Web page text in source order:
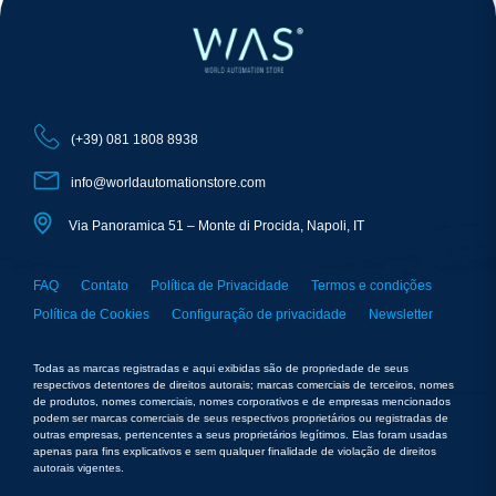
(+39) 081 1808 8938
info@worldautomationstore.com
Via Panoramica 51 – Monte di Procida, Napoli, IT
FAQ Contato Política de Privacidade
Termos e condições
Política de Cookies
Configuração de privacidade Newsletter
Todas as marcas registradas e aqui exibidas são de propriedade de seus
respectivos detentores de direitos autorais; marcas comerciais de terceiros, nomes
de produtos, nomes comerciais, nomes corporativos e de empresas mencionados
podem ser marcas comerciais de seus respectivos proprietários ou registradas de
outras empresas, pertencentes a seus proprietários legítimos. Elas foram usadas
apenas para fins explicativos e sem qualquer finalidade de violação de direitos
autorais vigentes.